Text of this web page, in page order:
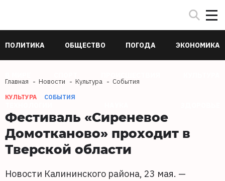
ПОЛИТИКА ОБЩЕСТВО ПОГОДА ЭКОНОМИКА
Главная Новости Культура События
КУЛЬТУРА СОБЫТИЯ
Фестиваль «Сиреневое
Домотканово» проходит в
Тверской области
Новости Калининского района, 23 мая. —